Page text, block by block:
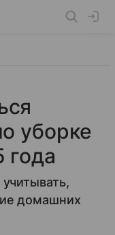
уборке
года
домашних